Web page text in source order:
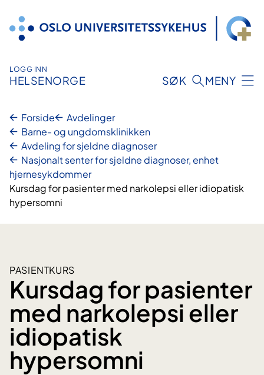
innhold
LOGG INN
HELSENORGE SØK MENY
Forside
Avdelinger
Barne- og ungdomsklinikken
Avdeling for sjeldne diagnoser
Nasjonalt senter for sjeldne diagnoser, enhet
hjernesykdommer
Kursdag for pasienter med narkolepsi eller idiopatisk
hypersomni
PASIENTKURS
Kursdag for pasienter
med narkolepsi eller
idiopatisk
hypersomni